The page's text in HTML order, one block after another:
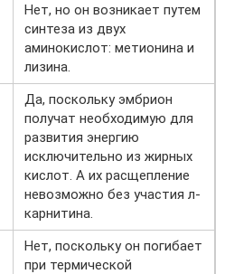
Нет, но он возникает путем
синтеза из двух
аминокислот: метионина и
лизина.
Да, поскольку эмбрион
получат необходимую для
развития энергию
исключительно из жирных
кислот. А их расщепление
невозможно без участия л-
карнитина.
Нет, поскольку он погибает
при термической